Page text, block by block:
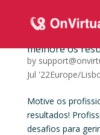
melhore os
by
Jul '22Europe/
Motive os
resultados!
desafios para